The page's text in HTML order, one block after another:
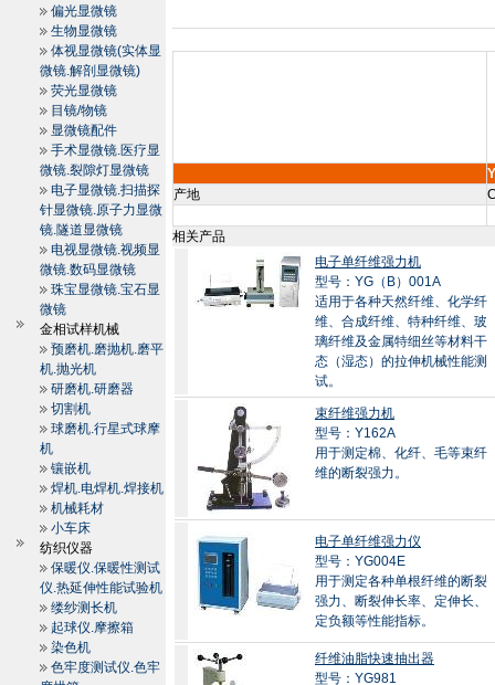
偏光显微镜
生物显微镜
体视显微镜(实体显
微镜.解剖显微镜)
荧光显微镜
目镜/物镜
显微镜配件
手术显微镜.医疗显
微镜.裂隙灯显微镜
电子显微镜.扫描探
针显微镜.原子力显微
镜.隧道显微镜
电视显微镜.视频显
微镜.数码显微镜
珠宝显微镜.宝石显
微镜
金相试样机械
预磨机.磨抛机.磨平
机.抛光机
研磨机.研磨器
切割机
球磨机.行星式球摩
机
镶嵌机
焊机.电焊机.焊接机
机械耗材
小车床
纺织仪器
保暖仪.保暖性测试
仪.热延伸性能试验机
缕纱测长机
起球仪.摩擦箱
染色机
色牢度测试仪.色牢
产地
相关产品
电子单纤维强力机
型号：YG（B）001A
适用于各种天然纤维、化学纤
维、合成纤维、特种纤维、玻
璃纤维及金属特细丝等材料干
态（湿态）的拉伸机械性能测
试。
束纤维强力机
型号：Y162A
用于测定棉、化纤、毛等束纤
维的断裂强力。
电子单纤维强力仪
型号：YG004E
用于测定各种单根纤维的断裂
强力、断裂伸长率、定伸长、
定负额等性能指标。
纤维油脂快速抽出器
型号：YG981